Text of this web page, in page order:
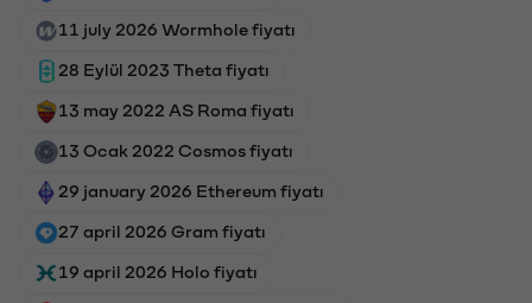
11 july 2026 Wormhole fiyatı
28 Eylül 2023 Theta fiyatı
13 may 2022 AS Roma fiyatı
13 Ocak 2022 Cosmos fiyatı
29 january 2026 Ethereum fiyatı
27 april 2026 Gram fiyatı
19 april 2026 Holo fiyatı